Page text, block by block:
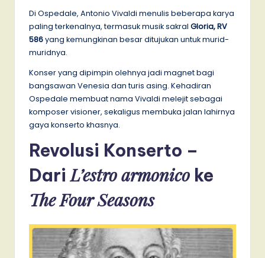
Di Ospedale, Antonio Vivaldi menulis beberapa karya
paling terkenalnya, termasuk musik sakral Gloria, RV
586yang kemungkinan besar ditujukan untuk murid-
muridnya.
Konser yang dipimpin olehnya jadi magnet bagi
bangsawan Venesia dan turis asing. Kehadiran
Ospedale membuat nama Vivaldi melejit sebagai
komposer visioner, sekaligus membuka jalan lahirnya
gaya konserto khasnya.
Revolusi Konserto –
DariL’estro armonico ke
The Four Seasons